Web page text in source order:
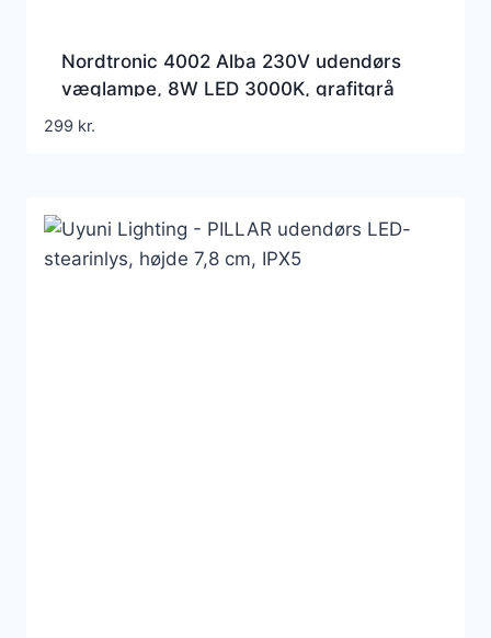
Nordtronic 4002 Alba 230V udendørs
væglampe, 8W LED 3000K, grafitgrå
299 kr.